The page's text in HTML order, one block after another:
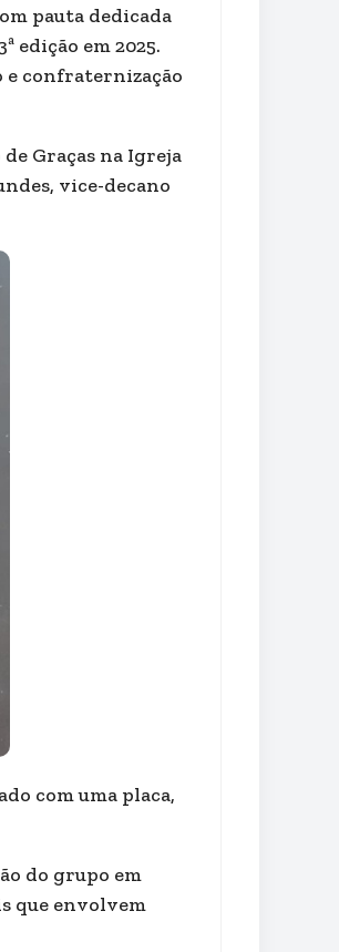
pauta dedicada
edição em 2025.
e confraternização
Graças na Igreja
vice-decano
com uma placa,
do grupo em
que envolvem